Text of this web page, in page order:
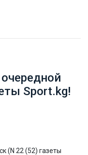
Sport.kg!
(N 22 (52) газеты